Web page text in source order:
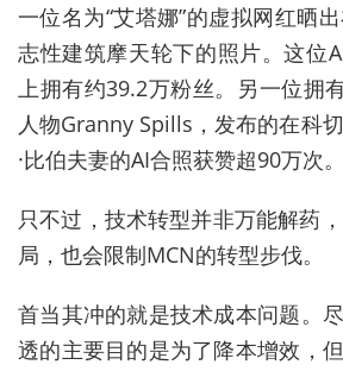
一位名为“艾塔娜”的虚拟网红晒
志性建筑摩天轮下的照片。这位
上拥有约39.2万粉丝。另一位拥
人物Granny Spills，发布的在科
·比伯夫妻的AI合照获赞超90万次。
只不过，技术转型并非万能解药
局，也会限制MCN的转型步伐。
首当其冲的就是技术成本问题。
透的主要目的是为了降本增效，